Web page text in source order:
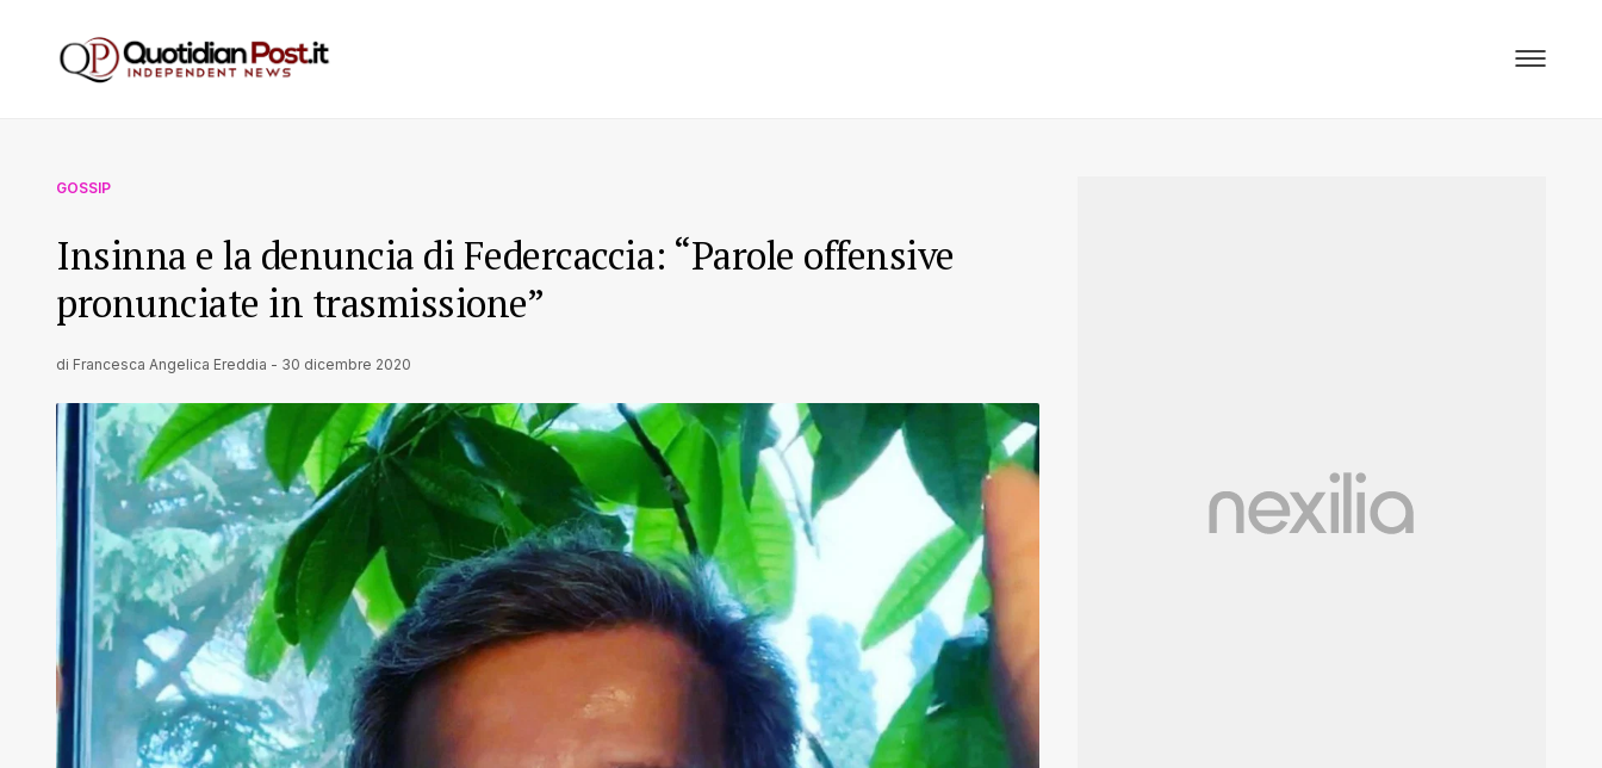
GOSSIP
Insinna e la denuncia di Federcaccia: “Parole offensive
pronunciate in trasmissione”
di Francesca Angelica Ereddia - 30 dicembre 2020